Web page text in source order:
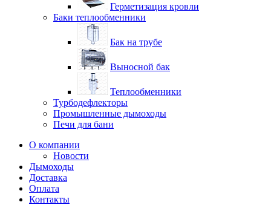
Герметизация кровли
Баки теплообменники
Бак на трубе
Выносной бак
Теплообменники
Турбодефлекторы
Промышленные дымоходы
Печи для бани
О компании
Новости
Дымоходы
Доставка
Оплата
Контакты